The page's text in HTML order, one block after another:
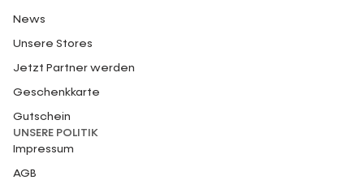
News
Unsere Stores
Jetzt Partner werden
Geschenkkarte
Gutschein
UNSERE POLITIK
Impressum
AGB